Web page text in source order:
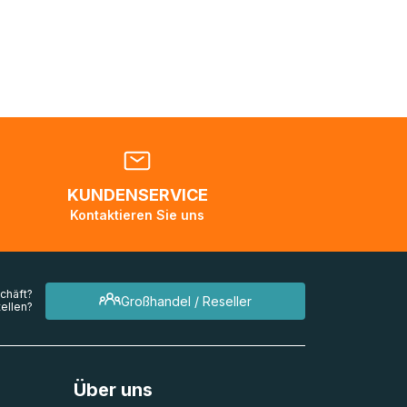
KUNDENSERVICE
Kontaktieren Sie uns
Großhandel / Reseller
Über uns